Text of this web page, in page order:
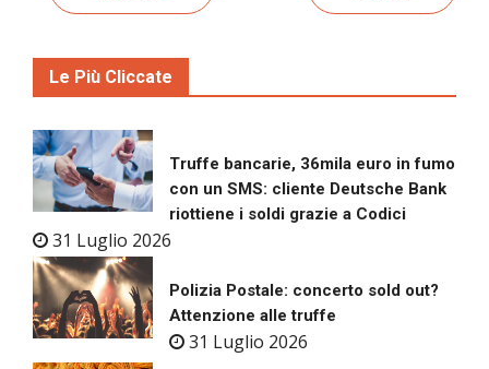
Le Più Cliccate
Truffe bancarie, 36mila euro in fumo
con un SMS: cliente Deutsche Bank
riottiene i soldi grazie a Codici
31 Luglio 2026
Polizia Postale: concerto sold out?
Attenzione alle truffe
31 Luglio 2026